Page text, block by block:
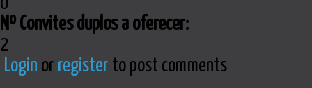
Nº Convites duplos a oferecer:
2
Login or register to post comments